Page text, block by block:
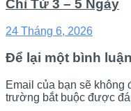
Chỉ Từ 3 – 5 Ngày
24 Tháng 6, 2026
Để lại một bình luận
Email của bạn sẽ không
trường bắt buộc được